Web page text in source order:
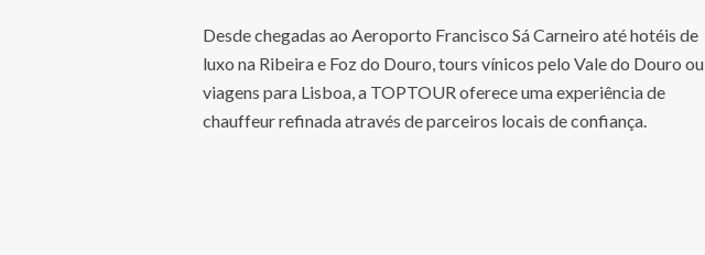
Desde chegadas ao Aeroporto Francisco Sá Carneiro até hotéis de
luxo na Ribeira e Foz do Douro, tours vínicos pelo Vale do Douro ou
viagens para Lisboa, a TOPTOUR oferece uma experiência de
chauffeur refinada através de parceiros locais de confiança.